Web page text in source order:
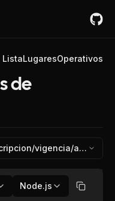
ListaLugaresOperativos
de
vigencia/aduana/
Node.js Copiar